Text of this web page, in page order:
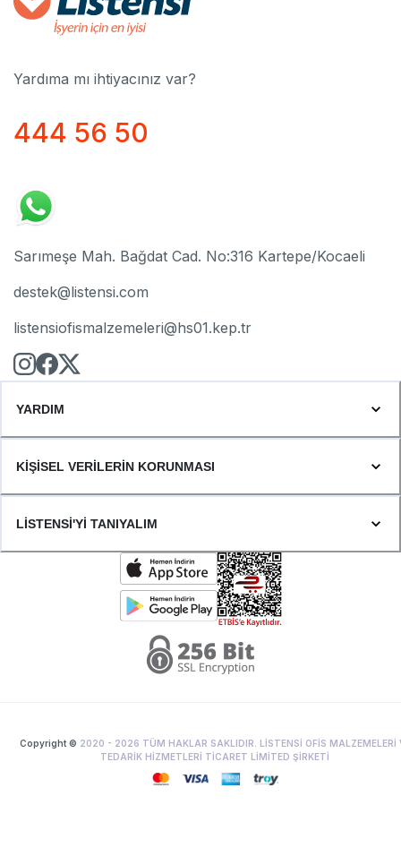
Yardıma mı ihtiyacınız var?
444 56 50
Sarımeşe Mah. Bağdat Cad. No:316 Kartepe/Kocaeli
destek@listensi.com
listensiofismalzemeleri@hs01.kep.tr
YARDIM
KİŞİSEL VERİLERİN KORUNMASI
LİSTENSİ'Yİ TANIYALIM
Copyright © 2020 - 2026 TÜM HAKLAR SAKLIDIR. LİSTENSİ OFİS MALZEMELERİ
TEDARİK HİZMETLERİ TİCARET LİMİTED ŞİRKETİ